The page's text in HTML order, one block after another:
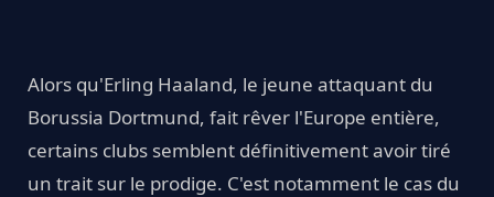
Alors qu'Erling Haaland, le jeune attaquant du
Borussia Dortmund, fait rêver l'Europe entière,
certains clubs semblent définitivement avoir tiré
un trait sur le prodige. C'est notamment le cas du